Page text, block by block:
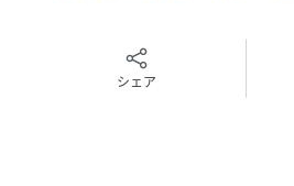
身長187B82W70H90着用サイズ：L
シェア